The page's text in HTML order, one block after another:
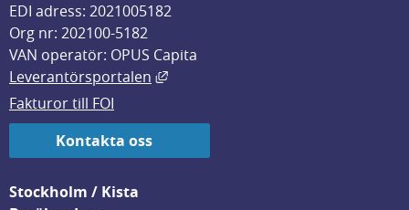
EDI adress: 2021005182
Org nr: 202100-5182
VAN operatör: OPUS Capita
Leverantörsportalen
Länk till annan webbplats, öppnas
Fakturor till FOI
Kontakta oss
Stockholm / Kista